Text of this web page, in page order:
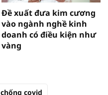
Đề xuất đưa kim cương
vào ngành nghề kinh
doanh có điều kiện như
vàng
chống covid